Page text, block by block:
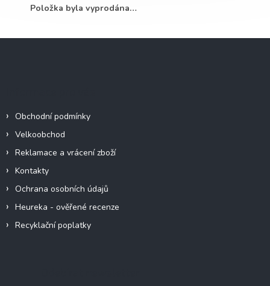
Položka byla vyprodána…
Obchodní podmínky
Velkoobchod
Reklamace a vrácení zboží
Kontakty
Ochrana osobních údajů
Heureka - ověřené recenze
Recyklační poplatky